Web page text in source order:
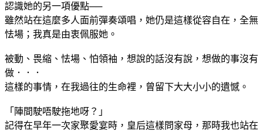
認識她的另一項優點──
雖然站在這麼多人面前彈奏頌唱，她仍是這樣從容自在，全無
怯場；我真是由衷佩服她。
被動、畏縮、怯場、怕領袖，想說的話沒有說，想做的事沒有
做．．．
這樣的事情，在我過往的生命裡，曾留下大大小小的遺憾。
「陣間駛唔駛拖地呀？」
記得在早年一次家聚愛宴時，皇后這樣問家母，那時我也站在